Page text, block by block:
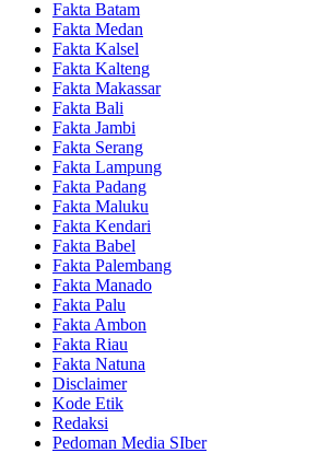
Fakta Batam
Fakta Medan
Fakta Kalsel
Fakta Kalteng
Fakta Makassar
Fakta Bali
Fakta Jambi
Fakta Serang
Fakta Lampung
Fakta Padang
Fakta Maluku
Fakta Kendari
Fakta Babel
Fakta Palembang
Fakta Manado
Fakta Palu
Fakta Ambon
Fakta Riau
Fakta Natuna
Disclaimer
Kode Etik
Redaksi
Pedoman Media SIber